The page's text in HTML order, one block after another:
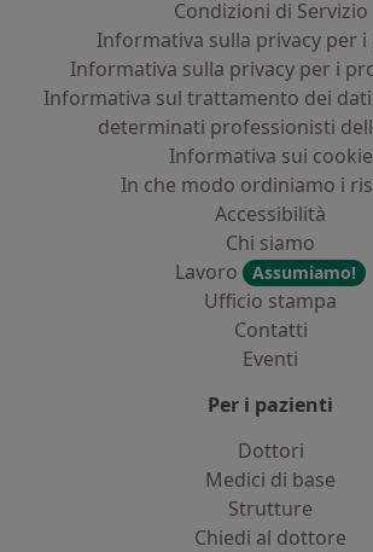
Condizioni di Servizio
Informativa sulla privacy per i
Informativa sulla privacy per i
Informativa sul trattamento dei
determinati professionisti
Informativa sui cookie
In che modo ordiniamo i
Accessibilità
Chi siamo
Lavoro
Assumiamo!
Ufficio stampa
Contatti
Eventi
Per i pazienti
Dottori
Medici di base
Strutture
Chiedi al dottore